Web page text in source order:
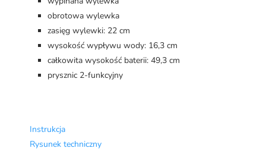
obrotowa wylewka
zasięg wylewki: 22 cm
wysokość wypływu wody: 16,3 cm
całkowita wysokość baterii: 49,3 cm
prysznic 2-funkcyjny
Instrukcja
Rysunek techniczny